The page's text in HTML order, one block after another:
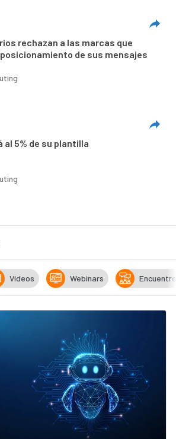
rechazan a las marcas que
de sus mensajes
al 5% de su plantilla
Vídeos Webinars